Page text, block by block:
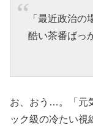
「最近政治の
酷い茶番ばっ
お、おう…。「元
ック級の冷たい視